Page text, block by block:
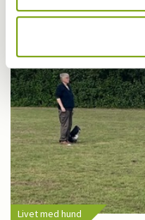
Livet med hund